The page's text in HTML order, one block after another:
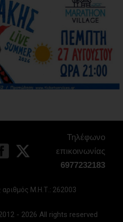
Τηλέφωνο
επικοινωνίας
6977232183
αριθμός Μ.Η.Τ.: 262003
- 2026 All rights reserved